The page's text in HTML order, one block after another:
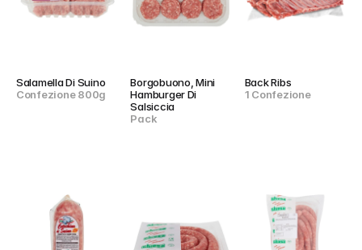
Salamella Di Suino
Confezione 800g
Borgobuono, Mini
Hamburger Di
Salsiccia
Pack
Back Ribs
1 Confezione